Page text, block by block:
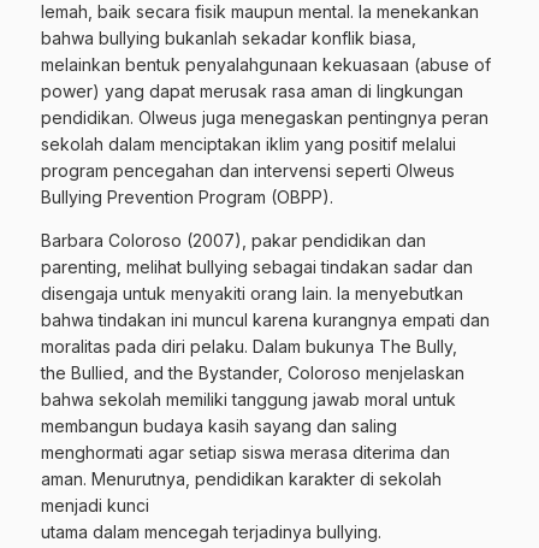
lemah, baik secara fisik maupun mental. Ia menekankan
bahwa bullying bukanlah sekadar konflik biasa,
melainkan bentuk penyalahgunaan kekuasaan (abuse of
power) yang dapat merusak rasa aman di lingkungan
pendidikan. Olweus juga menegaskan pentingnya peran
sekolah dalam menciptakan iklim yang positif melalui
program pencegahan dan intervensi seperti Olweus
Bullying Prevention Program (OBPP).
Barbara Coloroso (2007), pakar pendidikan dan
parenting, melihat bullying sebagai tindakan sadar dan
disengaja untuk menyakiti orang lain. Ia menyebutkan
bahwa tindakan ini muncul karena kurangnya empati dan
moralitas pada diri pelaku. Dalam bukunya The Bully,
the Bullied, and the Bystander, Coloroso menjelaskan
bahwa sekolah memiliki tanggung jawab moral untuk
membangun budaya kasih sayang dan saling
menghormati agar setiap siswa merasa diterima dan
aman. Menurutnya, pendidikan karakter di sekolah
menjadi kunci
utama dalam mencegah terjadinya bullying.